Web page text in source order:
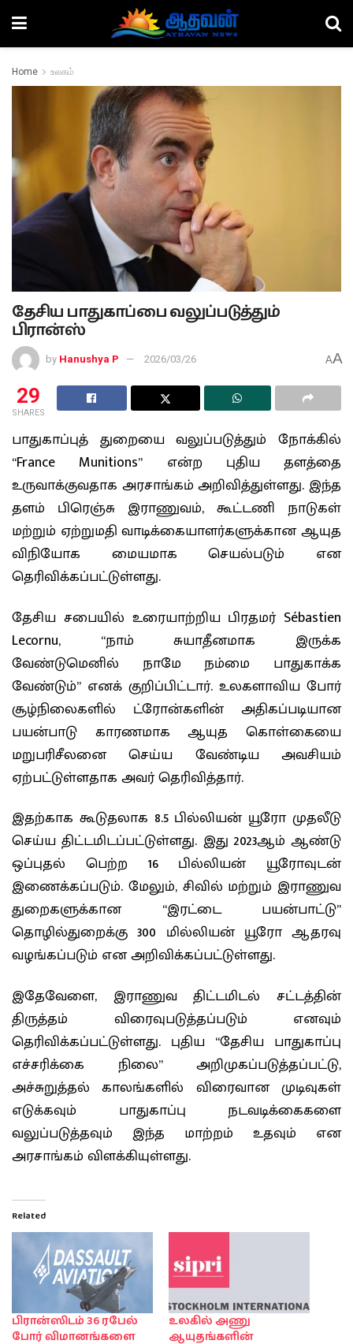
Home உலகம்
தேசிய பாதுகாப்பை வலுப்படுத்தும்
பிரான்ஸ்
by Hanushya P 2026/03/26 AA
29
SHARES
பாதுகாப்புத் துறையை வலுப்படுத்தும் நோக்கில்
“France Munitions” என்ற புதிய தளத்தை
உருவாக்குவதாக அரசாங்கம் அறிவித்துள்ளது. இந்த
தளம் பிரெஞ்சு இராணுவம், கூட்டணி நாடுகள்
மற்றும் ஏற்றுமதி வாடிக்கையாளர்களுக்கான ஆயுத
விநியோக மையமாக செயல்படும் என
தெரிவிக்கப்பட்டுள்ளது.
தேசிய சபையில் உரையாற்றிய பிரதமர் Sébastien
Lecornu, “நாம் சுயாதீனமாக இருக்க
வேண்டுமெனில் நாமே நம்மை பாதுகாக்க
வேண்டும்” எனக் குறிப்பிட்டார். உலகளாவிய போர்
சூழ்நிலைகளில் ட்ரோன்களின் அதிகப்படியான
பயன்பாடு காரணமாக ஆயுத கொள்கையை
மறுபரிசீலனை செய்ய வேண்டிய அவசியம்
ஏற்பட்டுள்ளதாக அவர் தெரிவித்தார்.
இதற்காக கூடுதலாக 8.5 பில்லியன் யூரோ முதலீடு
செய்ய திட்டமிடப்பட்டுள்ளது. இது 2023ஆம் ஆண்டு
ஒப்புதல் பெற்ற 16 பில்லியன் யூரோவுடன்
இணைக்கப்படும். மேலும், சிவில் மற்றும் இராணுவ
துறைகளுக்கான “இரட்டை பயன்பாட்டு”
தொழில்துறைக்கு 300 மில்லியன் யூரோ ஆதரவு
வழங்கப்படும் என அறிவிக்கப்பட்டுள்ளது.
இதேவேளை, இராணுவ திட்டமிடல் சட்டத்தின்
திருத்தம் விரைவுபடுத்தப்படும் எனவும்
தெரிவிக்கப்பட்டுள்ளது. புதிய “தேசிய பாதுகாப்பு
எச்சரிக்கை நிலை” அறிமுகப்படுத்தப்பட்டு,
அச்சுறுத்தல் காலங்களில் விரைவான முடிவுகள்
எடுக்கவும் பாதுகாப்பு நடவடிக்கைகளை
வலுப்படுத்தவும் இந்த மாற்றம் உதவும் என
அரசாங்கம் விளக்கியுள்ளது.
Related
பிரான்ஸிடம் 36 ரபேல்
போர் விமானங்களை
உலகில் அணு
ஆயுதங்களின்